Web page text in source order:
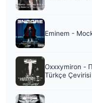
Eminem -
Oxxxymiron -
Türkçe Çevirisi